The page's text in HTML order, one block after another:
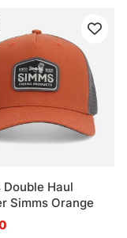
Double Haul
Simms Orange